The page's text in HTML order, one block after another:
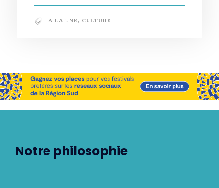
A LA UNE, CULTURE
Notre philosophie